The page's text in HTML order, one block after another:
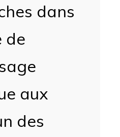
dans
de
aux
des